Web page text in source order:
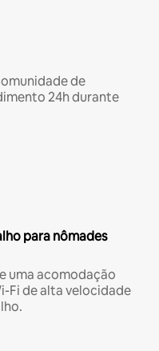
de
24h durante
para nômades
uma acomodação
Fi de alta velocidade